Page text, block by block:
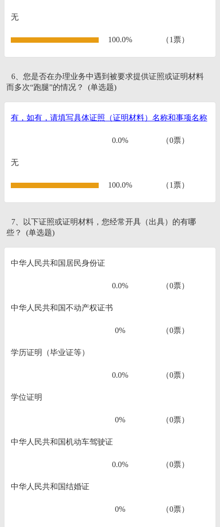
无
100.0% （1票）
6、您是否在办理业务中遇到被要求提供证照或证明材料
而多次“跑腿”的情况？ (单选题)
有，如有，请填写具体证照（证明材料）名称和事项名称
0.0% （0票）
无
100.0% （1票）
7、以下证照或证明材料，您经常开具（出具）的有哪
些？ (单选题)
中华人民共和国居民身份证
0.0% （0票）
中华人民共和国不动产权证书
0% （0票）
学历证明（毕业证等）
0.0% （0票）
学位证明
0% （0票）
中华人民共和国机动车驾驶证
0.0% （0票）
中华人民共和国结婚证
0% （0票）